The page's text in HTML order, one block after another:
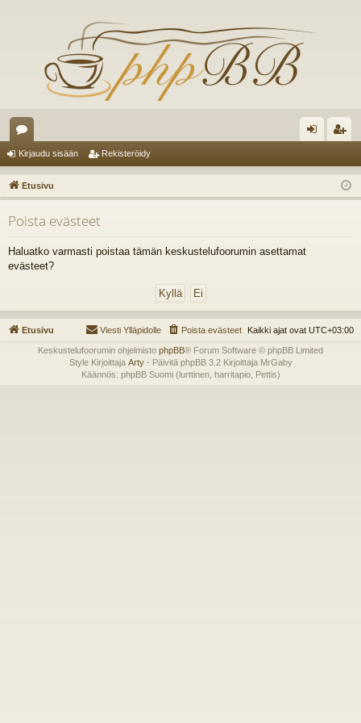
es
ku
st
el
ua
t
au
du
ist
er
Kirjaudu sisään Rekisteröidy
Etusivu
Poista evästeet
Haluatko varmasti poistaa tämän keskustelufoorumin asettamat
evästeet?
Etusivu Kaikki ajat ovat UTC+03:00
Poista evästeet
Viesti Ylläpidolle
Keskustelufoorumin ohjelmisto phpBB® Forum Software © phpBB Limited
Style Kirjoittaja Arty- Päivitä phpBB 3.2 Kirjoittaja MrGaby
Käännös: phpBB Suomi (lurttinen, harritapio, Pettis)